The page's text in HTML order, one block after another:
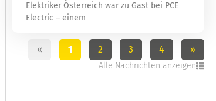
Elektriker Österreich war zu Gast bei PCE
Electric – einem
« 1 2 3 4 »
Alle Nachrichten anzeigen